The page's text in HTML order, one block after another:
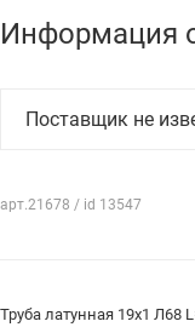
Информация
Поставщик не
арт.21678 / id 13547
Труба латунная 19х1 Л68